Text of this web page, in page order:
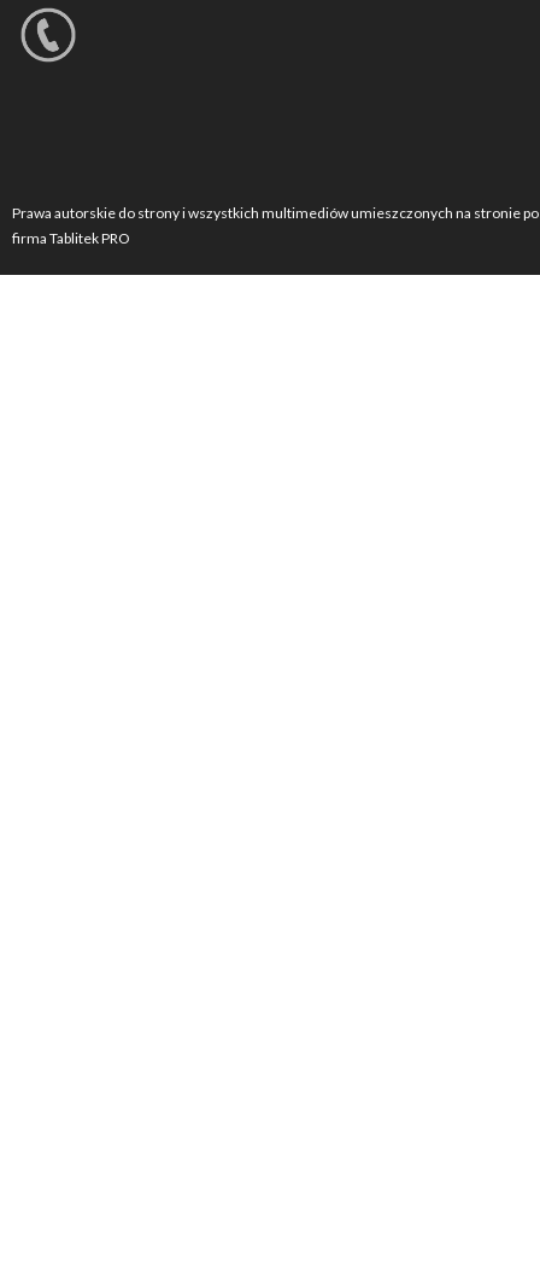
Prawa autorskie do strony i wszystkich multimediów umieszczonych na stronie
firma Tablitek PRO